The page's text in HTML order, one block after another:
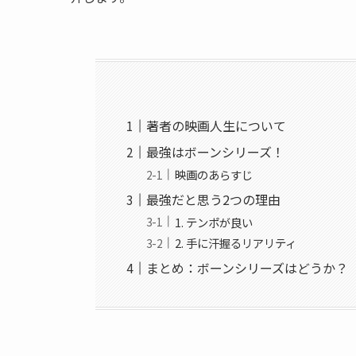
著者の映画人生について
最強はボーンシリーズ！
映画のあらすじ
最強だと思う2つの理由
1. テンポが良い
2. 手に汗握るリアリティ
まとめ：ボーンシリーズはどうか？